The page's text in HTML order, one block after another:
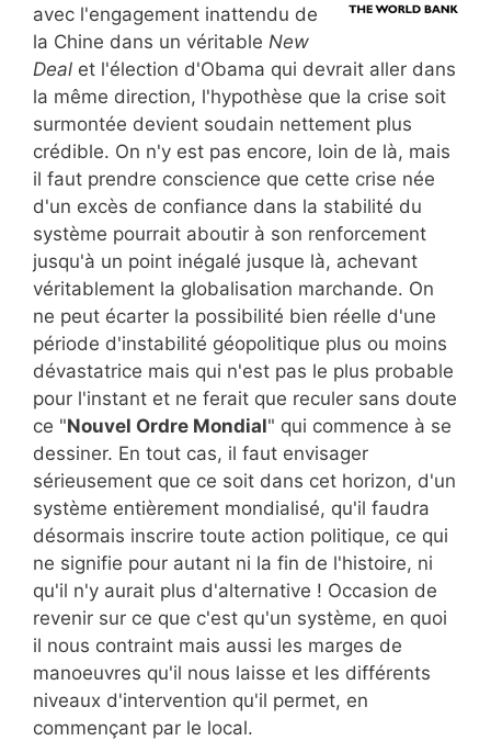
avec l'engagement inattendu de
la Chine dans un véritable New
Deal et l'élection d'Obama qui devrait aller dans
la même direction, l'hypothèse que la crise soit
surmontée devient soudain nettement plus
crédible. On n'y est pas encore, loin de là, mais
il faut prendre conscience que cette crise née
d'un excès de confiance dans la stabilité du
système pourrait aboutir à son renforcement
jusqu'à un point inégalé jusque là, achevant
véritablement la globalisation marchande. On
ne peut écarter la possibilité bien réelle d'une
période d'instabilité géopolitique plus ou moins
dévastatrice mais qui n'est pas le plus probable
pour l'instant et ne ferait que reculer sans doute
ce "Nouvel Ordre Mondial" qui commence à se
dessiner. En tout cas, il faut envisager
sérieusement que ce soit dans cet horizon, d'un
système entièrement mondialisé, qu'il faudra
désormais inscrire toute action politique, ce qui
ne signifie pour autant ni la fin de l'histoire, ni
qu'il n'y aurait plus d'alternative ! Occasion de
revenir sur ce que c'est qu'un système, en quoi
il nous contraint mais aussi les marges de
manoeuvres qu'il nous laisse et les différents
niveaux d'intervention qu'il permet, en
commençant par le local.